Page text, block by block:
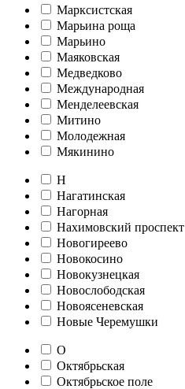
Марксистская
Марьина роща
Марьино
Маяковская
Медведково
Международная
Менделеевская
Митино
Молодежная
Мякинино
Н
Нагатинская
Нагорная
Нахимовский проспект
Новогиреево
Новокосино
Новокузнецкая
Новослободская
Новоясеневская
Новые Черемушки
О
Октябрьская
Октябрьское поле